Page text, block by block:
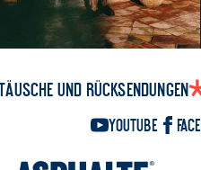
und Rücksendungen
YouTube